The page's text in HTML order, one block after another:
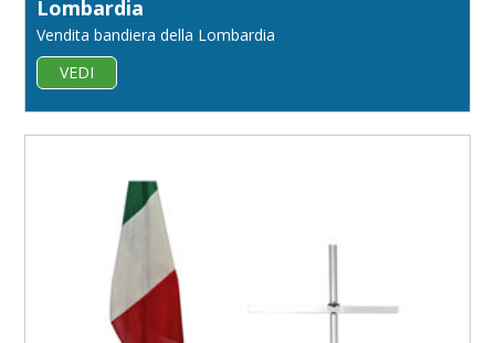
Lombardia
Vendita bandiera della Lombardia
VEDI